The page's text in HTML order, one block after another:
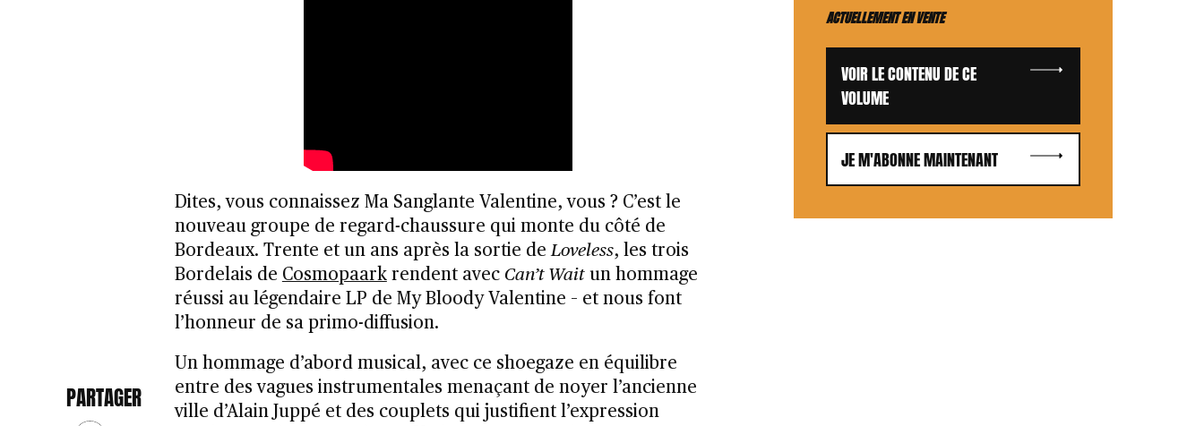
PARTAGER
Dites, vous connaissez Ma Sanglante Valentine, vous ? C’est le
nouveau groupe de regard-chaussure qui monte du côté de
Bordeaux. Trente et un ans après la sortie deLoveless, les trois
Bordelais de Cosmopaarkrendent avec Can’t Waitun hommage
réussi au légendaire LP de My Bloody Valentine – et nous font
l’honneur de sa primo-diffusion.
Un hommage d’abord musical, avec ce shoegaze en équilibre
entre des vagues instrumentales menaçant de noyer l’ancienne
ville d’Alain Juppé et des couplets qui justifient l’expression
ACTUELLEMENT EN VENTE
VOIR LE CONTENU DE CE
VOLUME
JE M'ABONNE MAINTENANT